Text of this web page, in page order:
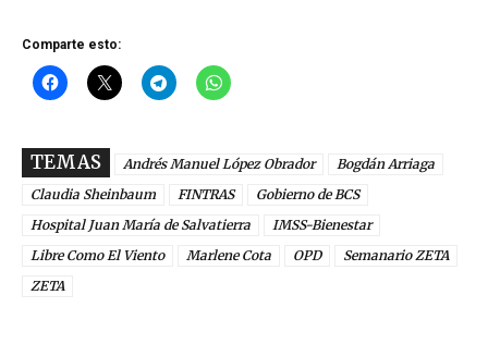
Comparte esto:
TEMAS Andrés Manuel López Obrador
Bogdán Arriaga
Claudia Sheinbaum
FINTRAS
Gobierno de BCS
Hospital Juan María de Salvatierra
IMSS-Bienestar
Libre Como El Viento
Marlene Cota OPD
Semanario ZETA
ZETA